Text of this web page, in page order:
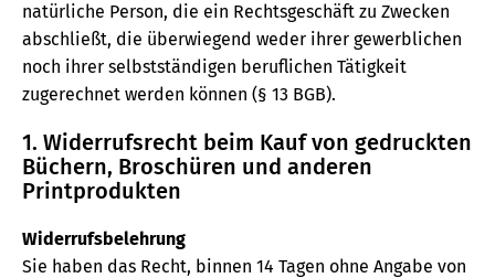
natürliche Person, die ein Rechtsgeschäft zu Zwecken
abschließt, die überwiegend weder ihrer gewerblichen
noch ihrer selbstständigen beruflichen Tätigkeit
zugerechnet werden können (§ 13 BGB).
1. Widerrufsrecht beim Kauf von gedruckten
Büchern, Broschüren und anderen
Printprodukten
Widerrufsbelehrung
Sie haben das Recht, binnen 14 Tagen ohne Angabe von